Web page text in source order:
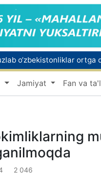
bolani qutqarib qoldi
Jamiyat Fan va
2 046